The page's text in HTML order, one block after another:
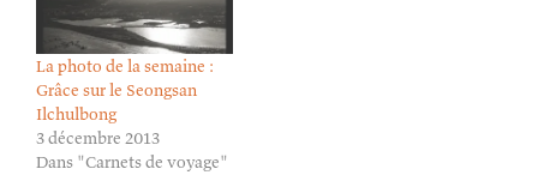
La photo de la semaine :
Grâce sur le Seongsan
Ilchulbong
3 décembre 2013
Dans "Carnets de voyage"